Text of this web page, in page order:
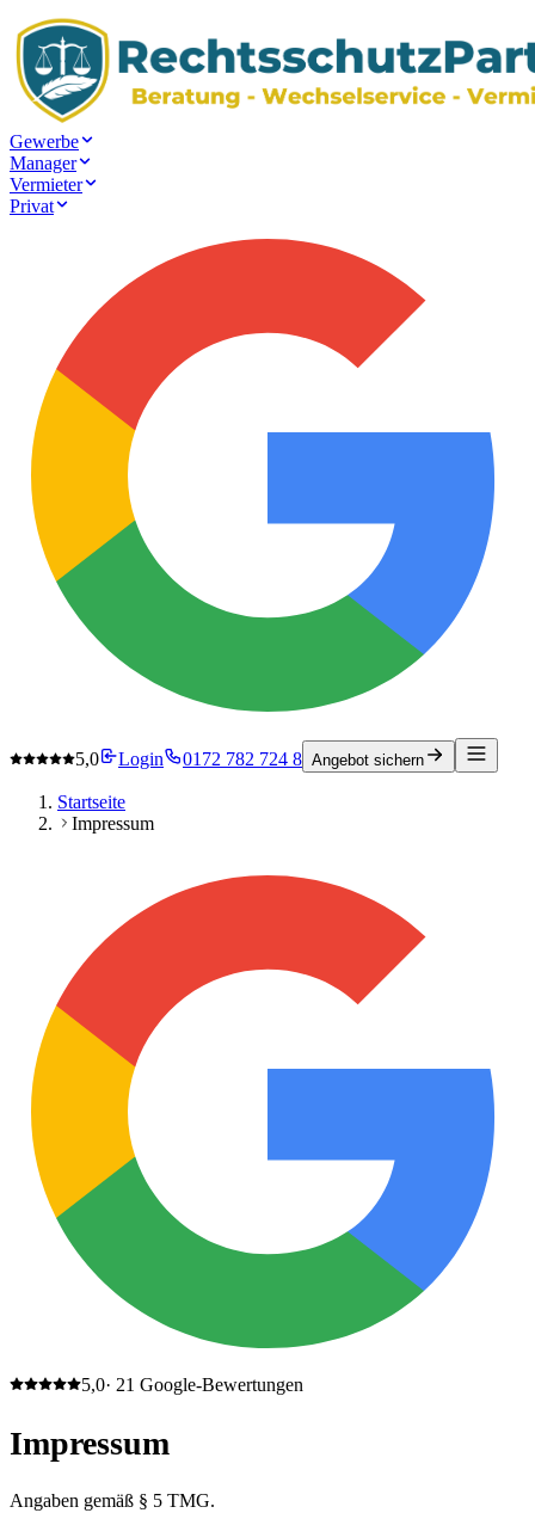
Gewerbe
Manager
Vermieter
Privat
5,0 Login 0172 782 724 8 Angebot sichern
Startseite
Impressum
5,0· 21 Google-Bewertungen
Impressum
Angaben gemäß § 5 TMG.